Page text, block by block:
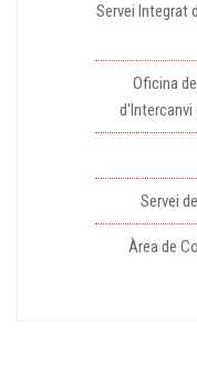
Servei Integrat
Oficina
Servei
Àrea de